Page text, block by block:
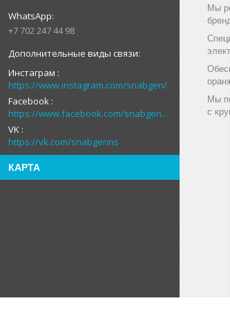
+7 702 247 44 98
Инстаграм
https://www.instagram.com/snabgen/
Facebook
https://www.facebook.com/snabgenNS
VK
https://vk.com/snabgenns
КАРТА
Мы
Мы
с